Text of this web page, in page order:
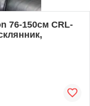
76-150см CRL-